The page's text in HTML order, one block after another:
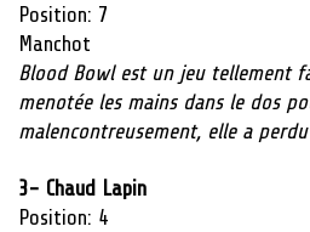
Position: 7
Manchot
Blood Bowl est un jeu tellement
menotée les mains dans le dos
malencontreusement, elle a
3- Chaud Lapin
Position: 4